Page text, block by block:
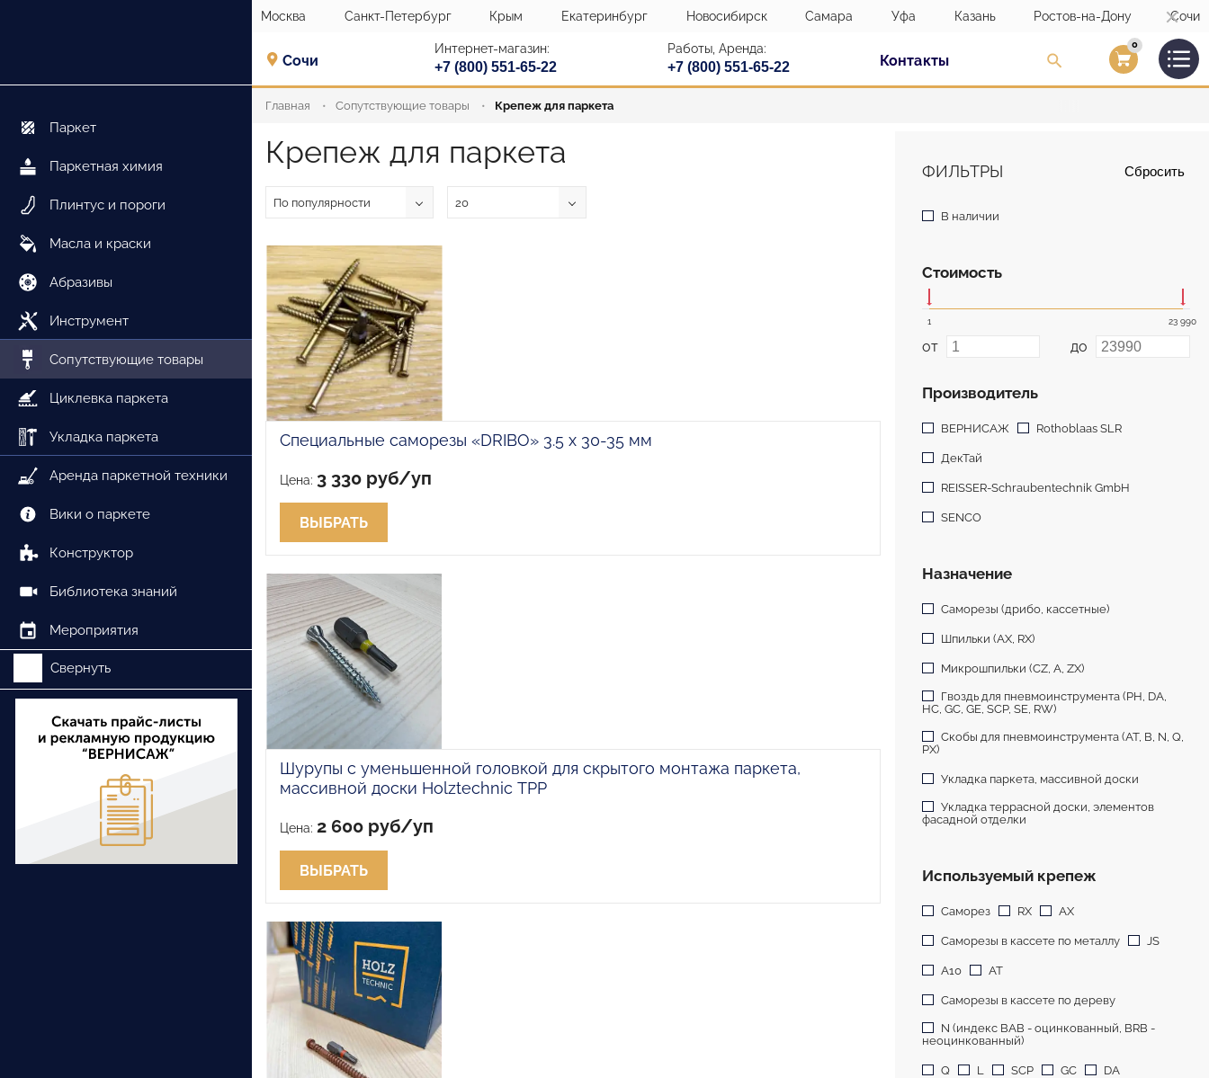
Москва Санкт-Петербург Крым Екатеринбург Новосибирск Самара Уфа Казань Ростов-на-Дону Сочи
Сочи
Интернет-магазин:
+7 (800) 551-65-22
Работы, Аренда:
+7 (800) 551-65-22 Контакты Вход/
0
Паркет
Паркетная химия
Плинтус и пороги
Масла и краски
Абразивы
Инструмент
Сопутствующие товары
Циклевка паркета
Укладка паркета
Аренда паркетной техники
Вики о паркете
Конструктор
Библиотека знаний
Мероприятия
Свернуть
Главная Сопутствующие товары Крепеж для паркета
Крепеж для паркета
По популярности 20
Специальные саморезы «DRIBO» 3.5 х 30-35 мм
Цена: 3 330 руб/уп
ВЫБРАТЬ
Шурупы с уменьшенной головкой для скрытого монтажа паркета,
массивной доски Holztechniс TPP
Цена: 2 600 руб/уп
ВЫБРАТЬ
ФИЛЬТРЫ Сбросить
В наличии
Стоимость
1 23 990
от до
Производитель
ВЕРНИСАЖ Rothoblaas SLR
ДекТай
REISSER-Schraubentechnik GmbH
SENCO
Назначение
Саморезы (дрибо, кассетные)
Шпильки (АХ, RX)
Микрошпильки (CZ, A, ZX)
Гвоздь для пневмоинструмента (PH, DA,
HC, GC, GE, SCP, SE, RW)
Скобы для пневмоинструмента (АТ, B, N, Q,
PX)
Укладка паркета, массивной доски
Укладка террасной доски, элементов
фасадной отделки
Используемый крепеж
Саморез RX AX
Саморезы в кассете по металлу JS
A10 AT
Саморезы в кассете по дереву
N (индекс BAB - оцинкованный, BRB -
неоцинкованный)
Q L SCP GC DA